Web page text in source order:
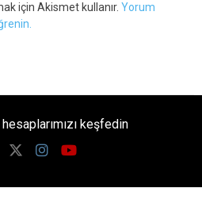
için Akismet kullanır. Yorum
keşfedin